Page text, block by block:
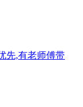
先,有老师傅带